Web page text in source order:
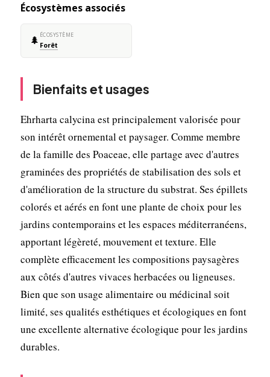
Écosystèmes associés
🌲 ÉCOSYSTÈME
Forêt
Bienfaits et usages
Ehrharta calycina est principalement valorisée pour
son intérêt ornemental et paysager. Comme membre
de la famille des Poaceae, elle partage avec d'autres
graminées des propriétés de stabilisation des sols et
d'amélioration de la structure du substrat. Ses épillets
colorés et aérés en font une plante de choix pour les
jardins contemporains et les espaces méditerranéens,
apportant légèreté, mouvement et texture. Elle
complète efficacement les compositions paysagères
aux côtés d'autres vivaces herbacées ou ligneuses.
Bien que son usage alimentaire ou médicinal soit
limité, ses qualités esthétiques et écologiques en font
une excellente alternative écologique pour les jardins
durables.